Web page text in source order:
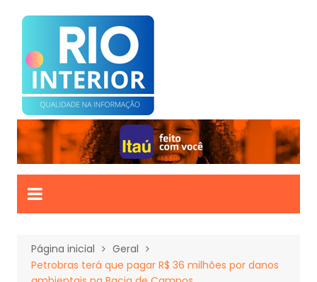
para
conteúdo
Página inicial
Geral
Petrobras terá que pagar R$ 36 milhões por danos